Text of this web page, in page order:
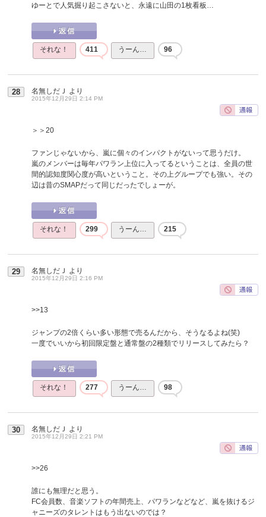
ゆーとで人気掘り起こさないと、永遠に山田の1枚看板…
それな！ 411 うーん… 96
28 名無しだＪ より
2015年12月29日 2:14 PM
＞＞20
ファンじゃないから、嵐に個々のインパクトがないって思うだけ。
嵐のメンバーは毎年パワラン上位に入ってるということは、全員の世
間的認知度関心度が高いということ。その上グループでも強い。その
辺は昔のSMAPだって同じだったでしょーが。
それな！ 299 うーん… 215
29 名無しだＪ より
2015年12月29日 2:16 PM
>>13
ジャンプの2倍くらい多い形態で売るんだから、そうなるよね(笑)
一度でいいから初回限定盤と通常盤の2種類でリリースしてみたら？
それな！ 277 うーん… 98
30 名無しだＪ より
2015年12月29日 2:21 PM
>>26
誰にも無理だと思う。
FC会員数、音楽ソフトの年間売上、パワランなどなど、嵐を抜けるジ
ャニーズのタレントはもう出ないのでは？